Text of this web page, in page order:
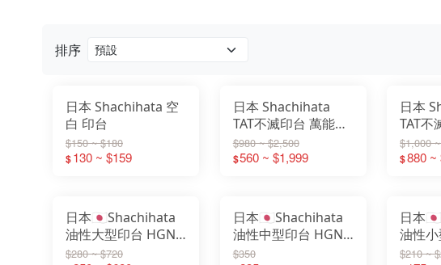
排序
日本 Shachihata 空
白 印台
$150 ~ $180
$130 ~ $159
日本 Shachihata
TAT不滅印台 萬能不
滅印台 補充液 速乾
塑料 金屬多用途
$980 ~ $2,500
$560 ~ $1,999
日本
TAT不
滅印台
屬多用
$1,000
$880 ~
日本🇯🇵Shachihata
油性大型印台 HGN-
3 HGN-4 速乾 印台
$280 ~ $720
日本🇯🇵Shachihata
油性中型印台 HGN-
2 速乾 印台
$350
日本
油性
$210 ~